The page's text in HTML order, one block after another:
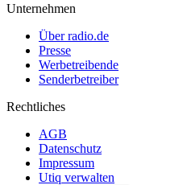
Unternehmen
Über radio.de
Presse
Werbetreibende
Senderbetreiber
Rechtliches
AGB
Datenschutz
Impressum
Utiq verwalten